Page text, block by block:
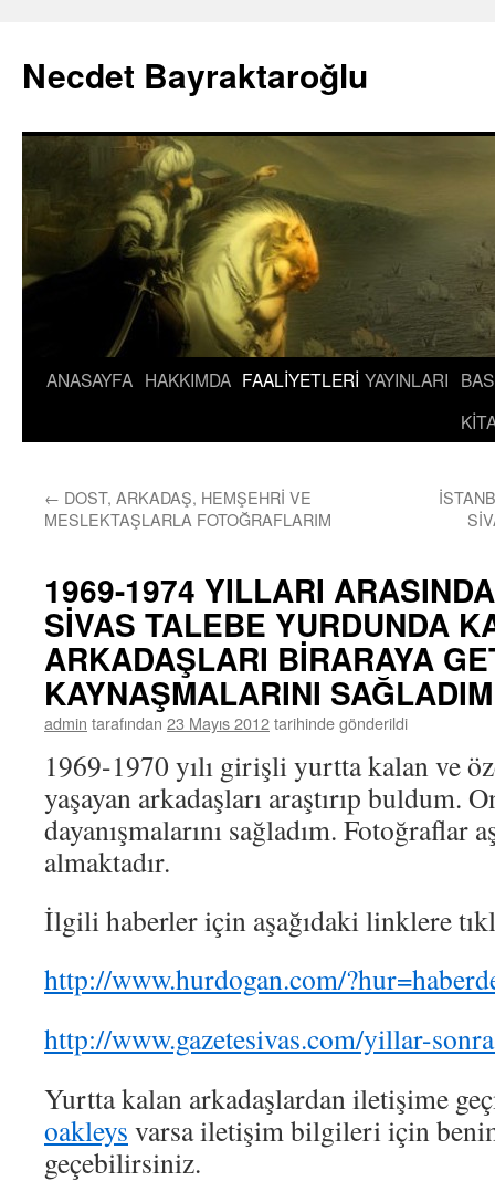
Necdet Bayraktaroğlu
ANASAYFA HAKKIMDA FAALİYETLERİ YAYINLARI
← DOST, ARKADAŞ, HEMŞEHRİ VE
MESLEKTAŞLARLA FOTOĞRAFLARIM
1969-1974 YILLARI
SİVAS TALEBE YURDUNDA
ARKADAŞLARI BİRARAYA
KAYNAŞMALARINI SAĞLADIM
admin tarafından 23 Mayıs 2012tarihinde gönderildi
1969-1970 yılı girişli yurtta kalan ve
yaşayan arkadaşları araştırıp buldum.
dayanışmalarını sağladım. Fotoğraflar
almaktadır.
İlgili haberler için aşağıdaki linklere
http://www.hurdogan.com/
http://www.gazetesivas.com/yillar-
Yurtta kalan arkadaşlardan iletişime
oakleys varsa iletişim bilgileri için
geçebilirsiniz.